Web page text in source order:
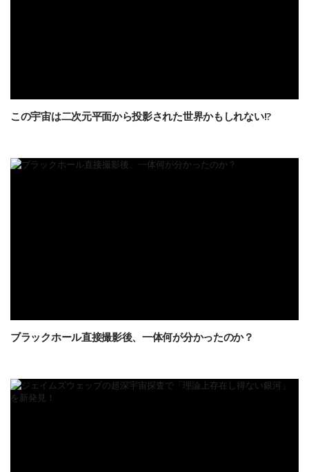
この宇宙は二次元平面から投影された世界かもしれない!?
ブラックホール直接撮影後、一体何が分かったのか？